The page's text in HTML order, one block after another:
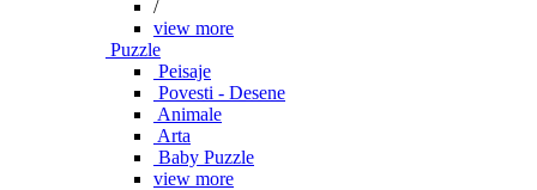
/
view more
Puzzle
Peisaje
Povesti - Desene
Animale
Arta
Baby Puzzle
view more